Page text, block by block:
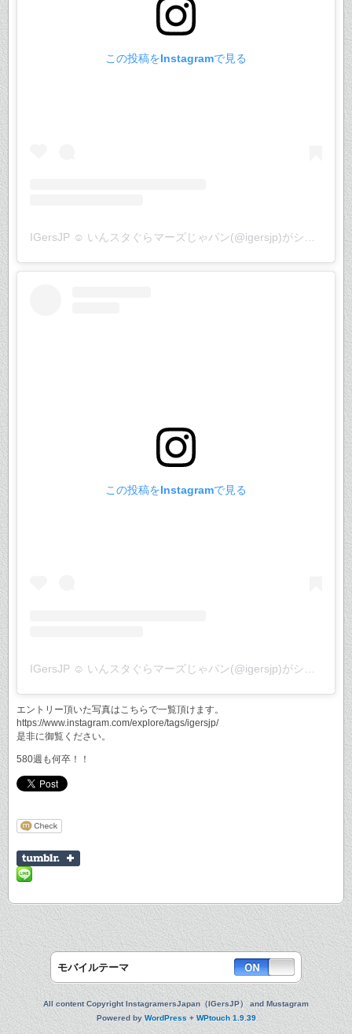
この投稿をInstagramで見る
IGersJP ☺︎ いんスタぐらマーズじゃパン(@igersjp)がシェアした投稿
この投稿をInstagramで見る
エントリー頂いた写真はこちらで一覧頂けます。
https://www.instagram.com/explore/tags/igersjp/
是非に御覧ください。
580週も何卒！！
モバイルテーマ
All content Copyright InstagramersJapan（IGersJP） and Mustagram
Powered byWordPress+WPtouch 1.9.39